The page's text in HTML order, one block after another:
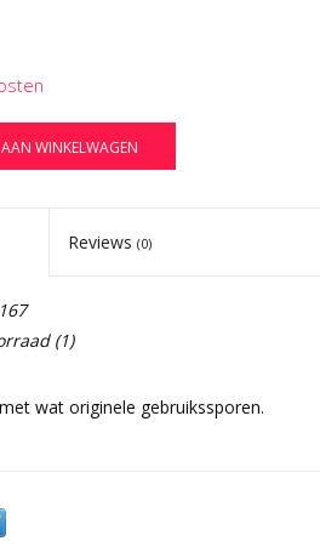
WINKELWAGEN
Reviews (0)
(1)
wat originele gebruikssporen.